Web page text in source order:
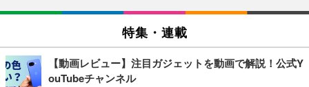
特集・連載
【動画レビュー】注目ガジェットを動画で解説！公式Y
ouTubeチャンネル